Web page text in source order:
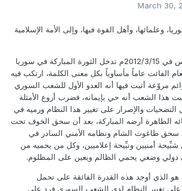
March 30,
وعلمائها، وأهل القوة فيها، وإلى الأمة الإسلامية
مع بزوغ فجر يوم الخميس في 2012/3/15م تدخل الثورة المباركة في سوريا
الفائت عاماً مأساوياً بكل معنى الكلمة، ارتكب فيه
مروّعة أثبت فيها أنه العدو الأول للشعب السوري
هذا الشعب أنه حي بإيمانه، فضرب أروع الأمثلة
والإصرار على تغيير هذا النظام ورميه في
الطاهرة أرضه المباركة، بعد أن سحق الخوف تحت
سحق طاغوت الشام ونظامه الأمني السادر في
أمنيين ونبِّيحة إعلاميين، وكل من يحميه من
دولي وضعي يحمي الظالم ويعين على المظلوم.
هو الذي أوجد هذه القدرة الفائقة على تحمل
على تغيير النظام لدى الشعب السوري فرد على